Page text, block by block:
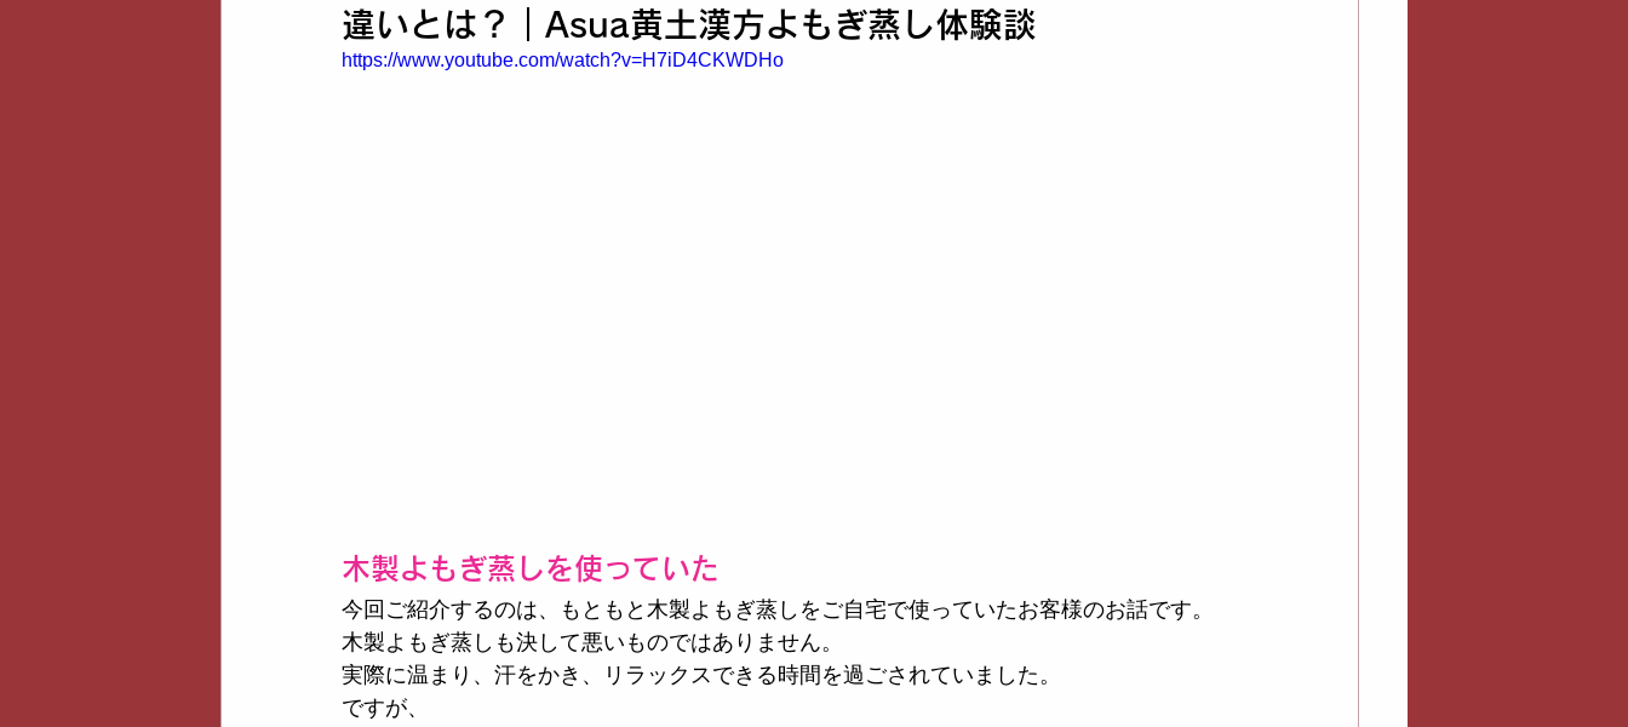
違いとは？｜Asua黄土漢方よもぎ蒸し体験談
https://www.youtube.com/watch?v=H7iD4CKWDHo
木製よもぎ蒸しを使っていた
今回ご紹介するのは、もともと木製よもぎ蒸しをご自宅で使っていたお客様のお話です。
木製よもぎ蒸しも決して悪いものではありません。
実際に温まり、汗をかき、リラックスできる時間を過ごされていました。
ですが、